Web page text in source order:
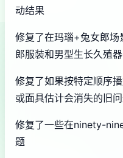
动结果
修复了在玛瑙+兔女郎
郎服装和男型生长久殖
修复了如果按特定顺序
或面具估计会消失的旧
修复了一些在ninety-
题